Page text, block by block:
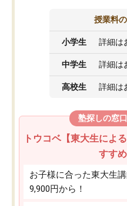
授業料
小学生 詳細は
中学生 詳細は
高校生 詳細は
塾探しの窓
トウコベ【東大生によ
すす
お子様に合った東大生
9,900円から！